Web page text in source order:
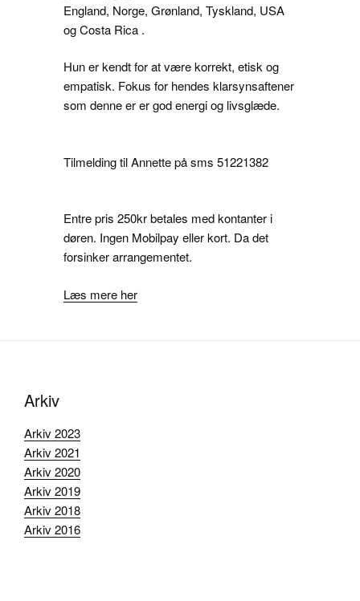
England, Norge, Grønland, Tyskland, USA
og Costa Rica .
Hun er kendt for at være korrekt, etisk og
empatisk. Fokus for hendes klarsynsaftener
som denne er er god energi og livsglæde.
Tilmelding til Annette på sms 51221382
Entre pris 250kr betales med kontanter i
døren. Ingen Mobilpay eller kort. Da det
forsinker arrangementet.
Læs mere her
Arkiv
Arkiv 2023
Arkiv 2021
Arkiv 2020
Arkiv 2019
Arkiv 2018
Arkiv 2016